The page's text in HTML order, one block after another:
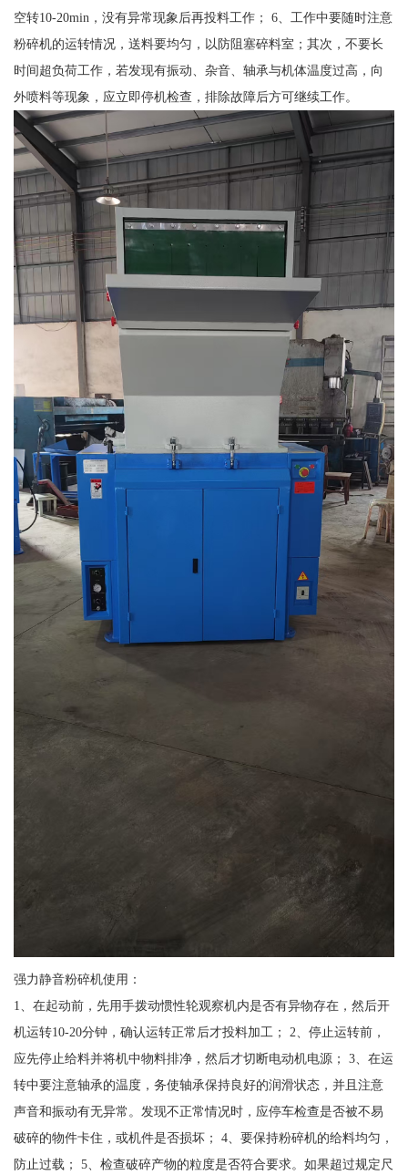
空转10-20min，没有异常现象后再投料工作； 6、工作中要随时注意
粉碎机的运转情况，送料要均匀，以防阻塞碎料室；其次，不要长
时间超负荷工作，若发现有振动、杂音、轴承与机体温度过高，向
外喷料等现象，应立即停机检查，排除故障后方可继续工作。
强力静音粉碎机使用：
1、在起动前，先用手拨动惯性轮观察机内是否有异物存在，然后开
机运转10-20分钟，确认运转正常后才投料加工； 2、停止运转前，
应先停止给料并将机中物料排净，然后才切断电动机电源； 3、在运
转中要注意轴承的温度，务使轴承保持良好的润滑状态，并且注意
声音和振动有无异常。发现不正常情况时，应停车检查是否被不易
破碎的物件卡住，或机件是否损坏； 4、要保持粉碎机的给料均匀，
防止过载； 5、检查破碎产物的粒度是否符合要求。如果超过规定尺